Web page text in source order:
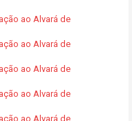
ao Alvará de
ao Alvará de
ao Alvará de
ao Alvará de
ao Alvará de